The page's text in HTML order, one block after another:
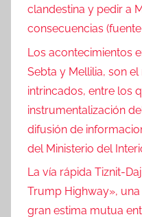
clandestina y pedir a
consecuencias
Los acontecimientos
Sebta y Mellilia, son
intrincados, entre los
instrumentalización
difusión de
del Ministerio del
La vía rápida Tiznit-
Trump Highway»,
gran estima mutua